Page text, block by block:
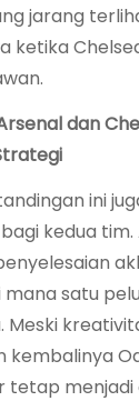
jarang
ketika
dan
ini
kedua
satu
Meski
kembalinya
tetap